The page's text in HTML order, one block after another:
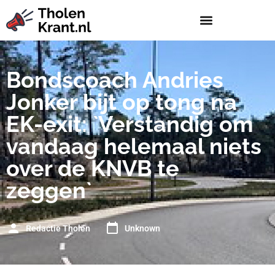
Bondscoach Andries
Jonker bijt op tong na
EK-exit: `Verstandig om
vandaag helemaal niets
over de KNVB te
zeggen`
Redactie Tholen Unknown